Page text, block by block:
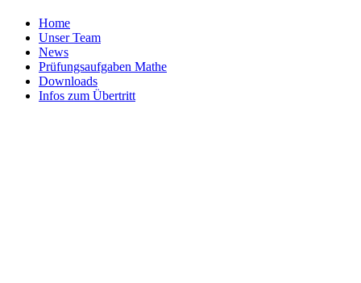
Home
Unser Team
News
Prüfungsaufgaben Mathe
Downloads
Infos zum Übertritt